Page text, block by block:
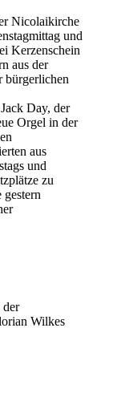
Nicolaikirche
und
Kerzenschein
aus der
bürgerlichen
Day, der
Orgel in der
aus
und
zu
der
Wilkes